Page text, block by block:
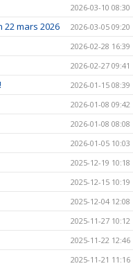
2026-03-10 08:30
mars 2026 2026-03-05 09:20
2026-02-28 16:39
2026-02-27 09:41
2026-01-15 08:39
2026-01-08 09:42
2026-01-08 08:08
2026-01-05 10:03
2025-12-19 10:18
2025-12-15 10:19
2025-12-04 12:08
2025-11-27 10:12
2025-11-22 12:46
2025-11-21 11:16